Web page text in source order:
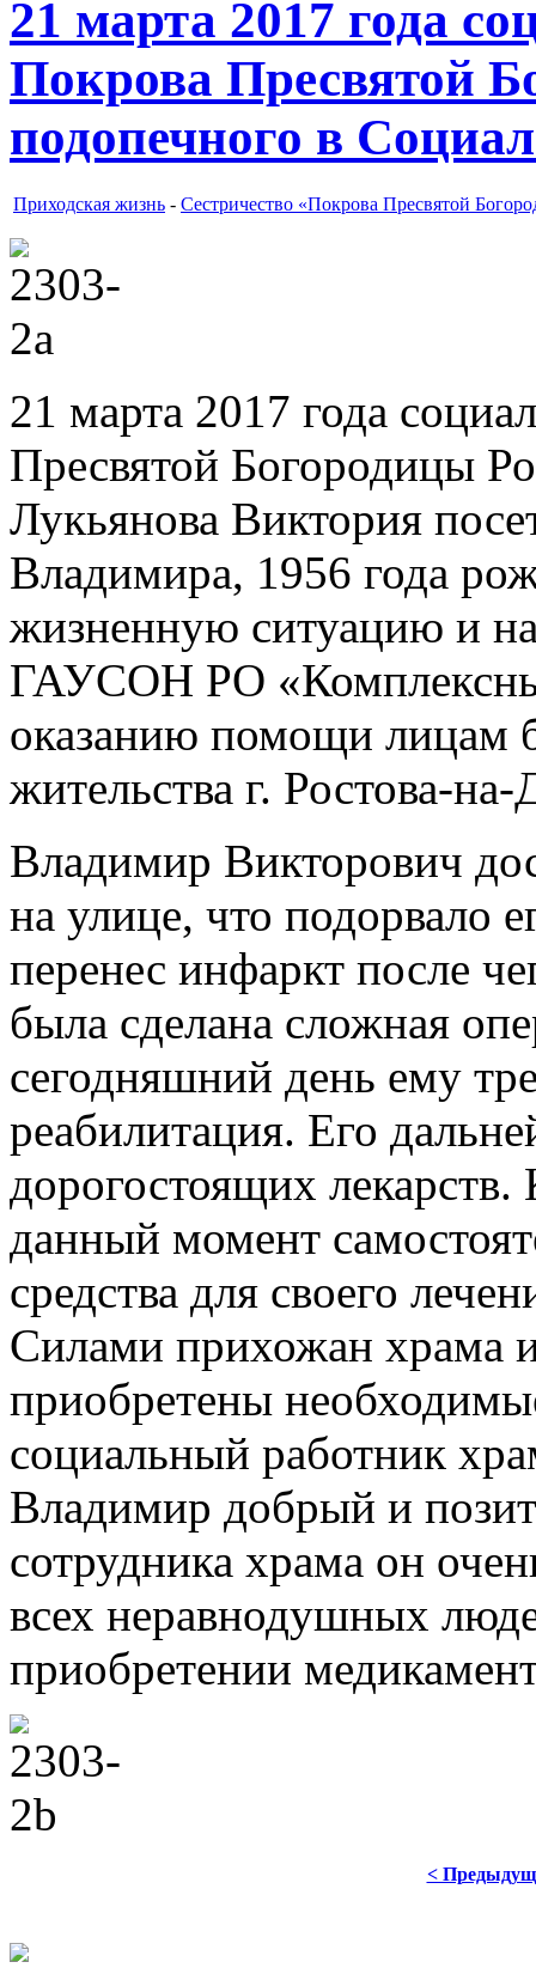
21 марта 2017 года
Покрова Пресвятой
подопечного в
Приходская жизнь - Сестричество «Покрова Пресвятой
21 марта 2017 года
Пресвятой Богородицы
Лукьянова Виктория
Владимира, 1956 года
жизненную ситуацию и
ГАУСОН РО
оказанию помощи лицам
жительства г. Ростова-
Владимир Викторович
на улице, что подорвало
перенес инфаркт после
была сделана сложная
сегодняшний день ему
реабилитация. Его
дорогостоящих
данный момент
средства для своего
Силами прихожан храма
приобретены
социальный работник
Владимир добрый и
сотрудника храма он
всех неравнодушных
приобретении
<